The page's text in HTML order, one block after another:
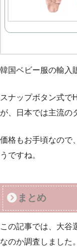
韓国ベビー服の輸入
スナップボタン式で
が、日本では主流の
価格もお手頃なので
うですね。
まとめ
この記事では、大谷
なのか調査しました。